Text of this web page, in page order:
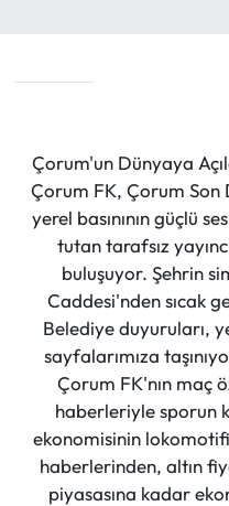
Çorum'un Dünyaya
Çorum FK, Çorum
yerel basınının güçlü
tutan tarafsız
buluşuyor. Şehrin
Caddesi'nden sıcak
Belediye duyuruları,
sayfalarımıza
Çorum FK'nın maç
haberleriyle sporun
ekonomisinin
haberlerinden, altın
piyasasına kadar